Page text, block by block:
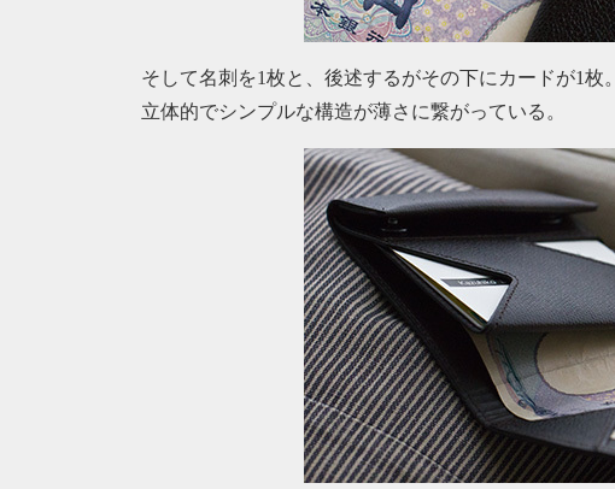
そして名刺を1枚と、後述するがその下にカードが1枚。
立体的でシンプルな構造が薄さに繋がっている。